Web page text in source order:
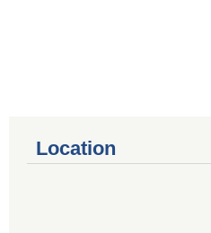
Location